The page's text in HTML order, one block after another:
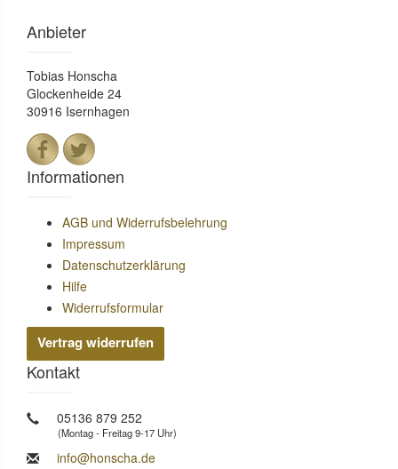
Anbieter
Tobias Honscha
Glockenheide 24
30916 Isernhagen
Informationen
AGB und Widerrufsbelehrung
Impressum
Datenschutzerklärung
Hilfe
Widerrufsformular
Vertrag widerrufen
Kontakt
05136 879 252
(Montag - Freitag 9-17 Uhr)
info@honscha.de